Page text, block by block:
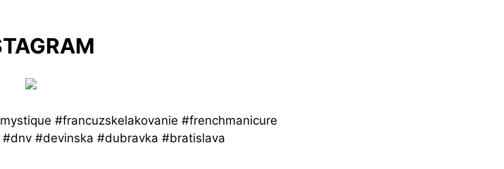
#francuzskelakovanie #frenchmanicure
#devinska #dubravka #bratislava